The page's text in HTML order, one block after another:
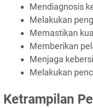
Mendiagnosis
Melakukan
Memastikan
Memberikan
Menjaga
Melakukan
Ketrampilan